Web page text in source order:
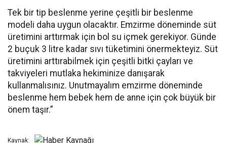
Tek bir tip beslenme yerine çeşitli bir beslenme
modeli daha uygun olacaktır. Emzirme döneminde süt
üretimini arttırmak için bol su içmek gerekiyor. Günde
2 buçuk 3 litre kadar sıvı tüketimini önermekteyiz. Süt
üretimini arttırabilmek için çeşitli bitki çayları ve
takviyeleri mutlaka hekiminize danışarak
kullanmalısınız. Unutmayalım emzirme döneminde
beslenme hem bebek hem de anne için çok büyük bir
önem taşır.”
Kaynak: